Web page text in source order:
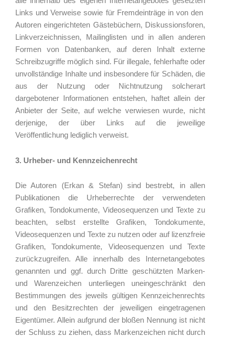
Links und Verweise sowie für Fremdeinträge in von den
Autoren eingerichteten Gästebüchern, Diskussionsforen,
Linkverzeichnissen, Mailinglisten und in allen anderen
Formen von Datenbanken, auf deren Inhalt externe
Schreibzugriffe möglich sind. Für illegale, fehlerhafte oder
unvollständige Inhalte und insbesondere für Schäden, die
aus der Nutzung oder Nichtnutzung solcherart
dargebotener Informationen entstehen, haftet allein der
Anbieter der Seite, auf welche verwiesen wurde, nicht
derjenige, der über Links auf die jeweilige
Veröffentlichung lediglich verweist.
3. Urheber- und Kennzeichenrecht
Die Autoren (Erkan & Stefan) sind bestrebt, in allen
Publikationen die Urheberrechte der verwendeten
Grafiken, Tondokumente, Videosequenzen und Texte zu
beachten, selbst erstellte Grafiken, Tondokumente,
Videosequenzen und Texte zu nutzen oder auf lizenzfreie
Grafiken, Tondokumente, Videosequenzen und Texte
zurückzugreifen. Alle innerhalb des Internetangebotes
genannten und ggf. durch Dritte geschützten Marken-
und Warenzeichen unterliegen uneingeschränkt den
Bestimmungen des jeweils gültigen Kennzeichenrechts
und den Besitzrechten der jeweiligen eingetragenen
Eigentümer. Allein aufgrund der bloßen Nennung ist nicht
der Schluss zu ziehen, dass Markenzeichen nicht durch